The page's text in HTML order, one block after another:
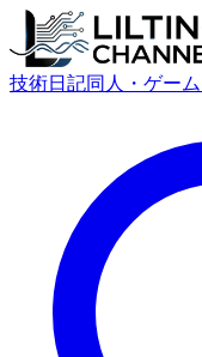
技術日記同人・ゲーム